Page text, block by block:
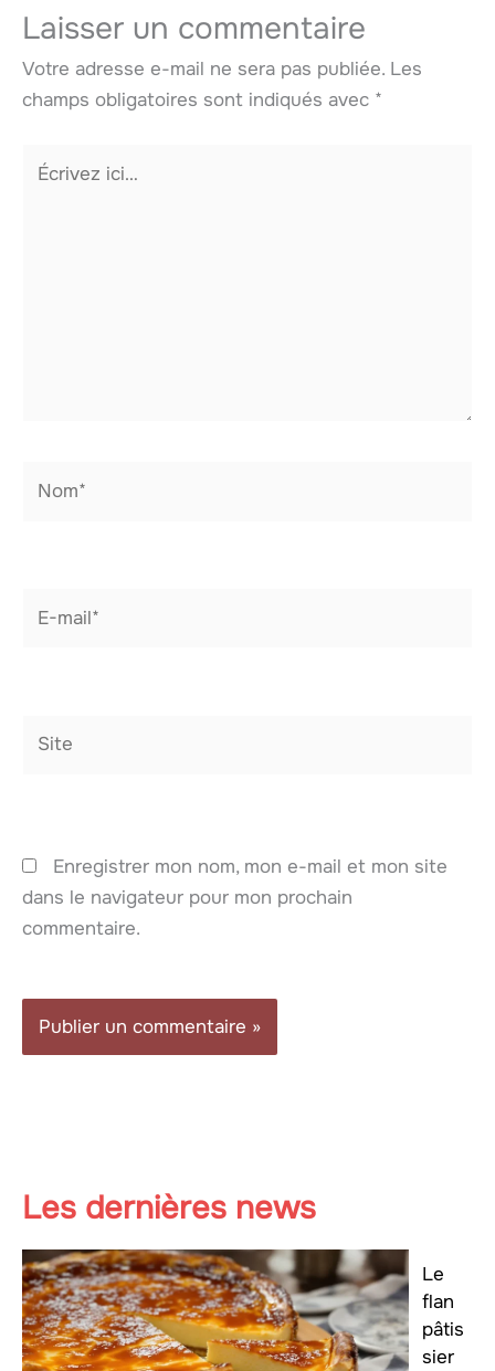
Laisser un commentaire
Votre adresse e-mail ne sera pas publiée. Les
champs obligatoires sont indiqués avec *
Écrivez
Enregistrer mon nom, mon e-mail et mon site
dans le navigateur pour mon prochain
commentaire.
Les dernières news
Le
flan
pâtis
sier